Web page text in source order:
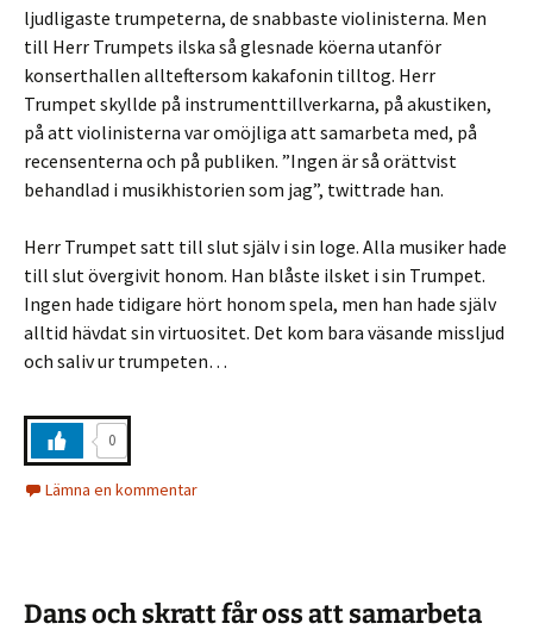
ljudligaste trumpeterna, de snabbaste violinisterna. Men
till Herr Trumpets ilska så glesnade köerna utanför
konserthallen allteftersom kakafonin tilltog. Herr
Trumpet skyllde på instrumenttillverkarna, på akustiken,
på att violinisterna var omöjliga att samarbeta med, på
recensenterna och på publiken. ”Ingen är så orättvist
behandlad i musikhistorien som jag”, twittrade han.
Herr Trumpet satt till slut själv i sin loge. Alla musiker hade
till slut övergivit honom. Han blåste ilsket i sin Trumpet.
Ingen hade tidigare hört honom spela, men han hade själv
alltid hävdat sin virtuositet. Det kom bara väsande missljud
och saliv ur trumpeten…
0
Lämna en kommentar
Dans och skratt får oss att samarbeta